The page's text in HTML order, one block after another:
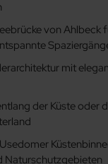
von Ahlbeck
mit
der Küste oder
Naturschutzgebieten